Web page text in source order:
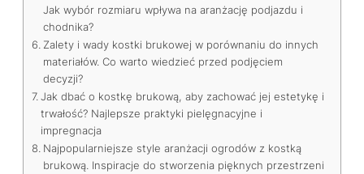
Jak wybór rozmiaru wpływa na aranżację podjazdu i
chodnika?
Zalety i wady kostki brukowej w porównaniu do innych
materiałów. Co warto wiedzieć przed podjęciem
decyzji?
Jak dbać o kostkę brukową, aby zachować jej estetykę i
trwałość? Najlepsze praktyki pielęgnacyjne i
impregnacja
Najpopularniejsze style aranżacji ogrodów z kostką
brukową. Inspiracje do stworzenia pięknych przestrzeni